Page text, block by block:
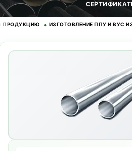
• ИЗГОТОВЛЕНИЕ ППУ И ВУС